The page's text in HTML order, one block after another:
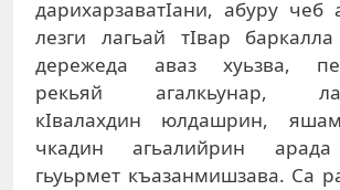
дарихарзаватIани, абуру чеб
лезги лагьай тIвар
дережеда аваз хуьзва,
рекьяй агалкьунар,
кIвалахдин юлдашрин,
чкадин агьалийрин арада
гьуьрмет къазанмишзава. Са